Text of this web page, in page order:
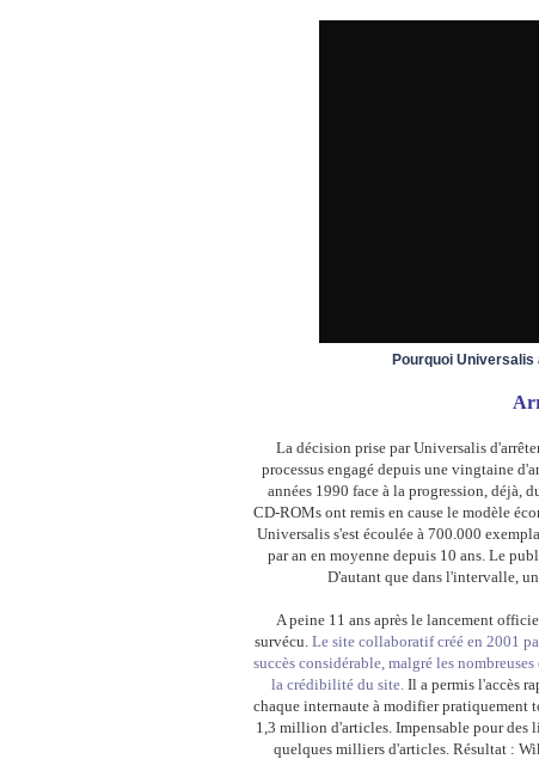
Pourquoi
La décision prise par Universalis
processus engagé depuis une vingtaine
années 1990 face à la progression, déjà,
CD-ROMs ont remis en cause le modèle
Universalis s'est écoulée à 700.000
par an en moyenne depuis 10 ans. Le
D'autant que dans l'intervalle,
A peine 11 ans après le lancement
survécu. Le site collaboratif créé en 2001
succès considérable, malgré les
la crédibilité du site.Il a permis l'accès
chaque internaute à modifier pratiquement
1,3 million d'articles. Impensable pour des
quelques milliers d'articles. Résultat :